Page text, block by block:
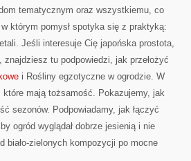
tematycznym oraz wszystkiemu, co
którym pomysł spotyka się z praktyką:
Jeśli interesuje Cię japońska prostota,
tu podpowiedzi, jak przełożyć
i Rośliny egzotyczne w ogrodzie. W
mają tożsamość. Pokazujemy, jak
sezonów. Podpowiadamy, jak łączyć
ogród wyglądał dobrze jesienią i nie
biało-zielonych kompozycji po mocne